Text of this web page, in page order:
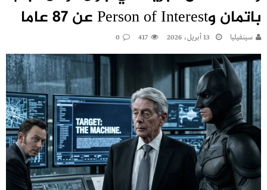
باتمان وPerson of Interest عن 87 عاما
سينفيليا 13 أبريل، 2026 417
0